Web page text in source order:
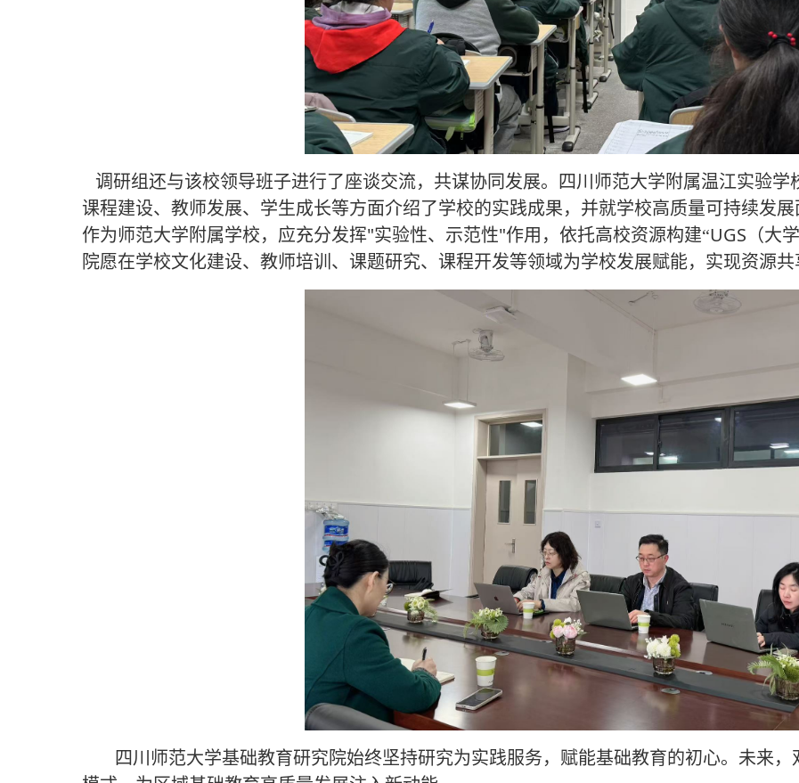
调研组还与该校领导班子进行了座谈交流，共谋协同发展。四川师范大学附属温江实验学
课程建设、教师发展、学生成长等方面介绍了学校的实践成果，并就学校高质量可持续发展
作为师范大学附属学校，应充分发挥"实验性、示范性"作用，依托高校资源构建“UGS （大学
院愿在学校文化建设、教师培训、课题研究、课程开发等领域为学校发展赋能，实现资源共
四川师范大学基础教育研究院始终坚持研究为实践服务，赋能基础教育的初心。未来